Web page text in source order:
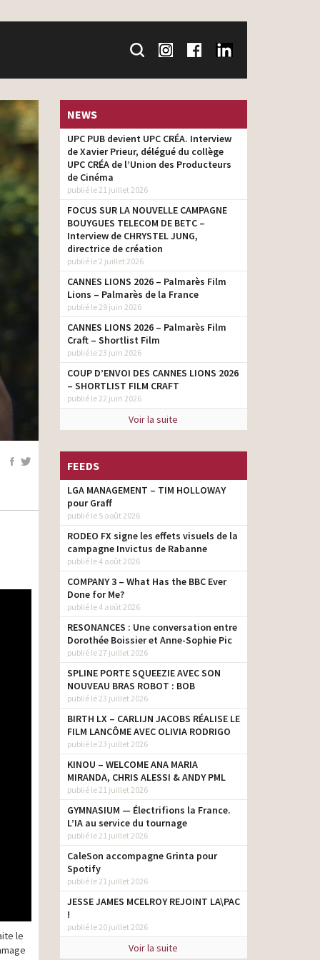
le
NEWS
UPC PUB devient UPC CRÉA. Interview
de Xavier Prieur, délégué du collège
UPC CRÉA de l’Union des Producteurs
de Cinéma
publié le 21 juillet 2026
FOCUS SUR LA NOUVELLE CAMPAGNE
BOUYGUES TELECOM DE BETC –
Interview de CHRYSTEL JUNG,
directrice de création
publié le 2 juillet 2026
CANNES LIONS 2026 – Palmarès Film
Lions – Palmarès de la France
publié le 29 juin 2026
CANNES LIONS 2026 – Palmarès Film
Craft – Shortlist Film
publié le 23 juin 2026
COUP D’ENVOI DES CANNES LIONS 2026
– SHORTLIST FILM CRAFT
publié le 22 juin 2026
Voir la suite
FEEDS
LGA MANAGEMENT – TIM HOLLOWAY
pour Graff
publié le 5 août 2026
RODEO FX signe les effets visuels de la
campagne Invictus de Rabanne
publié le 4 août 2026
COMPANY 3 – What Has the BBC Ever
Done for Me?
publié le 4 août 2026
RESONANCES : Une conversation entre
Dorothée Boissier et Anne-Sophie Pic
publié le 27 juillet 2026
SPLINE PORTE SQUEEZIE AVEC SON
NOUVEAU BRAS ROBOT : BOB
publié le 23 juillet 2026
BIRTH LX – CARLIJN JACOBS RÉALISE LE
FILM LANCÔME AVEC OLIVIA RODRIGO
publié le 23 juillet 2026
KINOU – WELCOME ANA MARIA
MIRANDA, CHRIS ALESSI & ANDY PML
publié le 21 juillet 2026
GYMNASIUM — Électrifions la France.
L’IA au service du tournage
publié le 21 juillet 2026
CaleSon accompagne Grinta pour
Spotify
publié le 21 juillet 2026
JESSE JAMES MCELROY REJOINT LA\PAC
!
publié le 20 juillet 2026
Voir la suite